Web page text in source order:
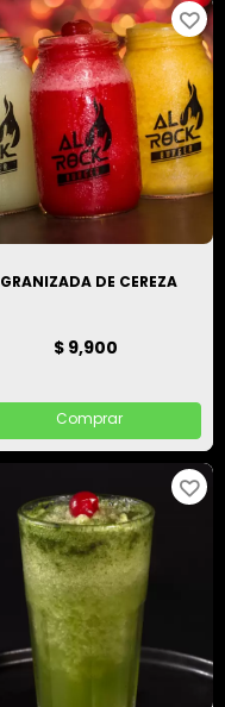
GRANIZADA DE CEREZA
$ 9,900
Comprar